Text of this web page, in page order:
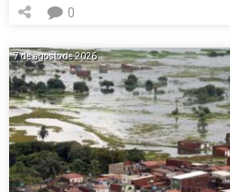
0
7 de agosto de 2026